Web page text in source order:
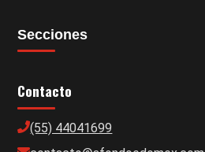
Secciones
Contacto
(55) 44041699